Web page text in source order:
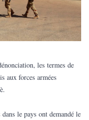
les termes de
aux forces armées
le pays ont demandé le